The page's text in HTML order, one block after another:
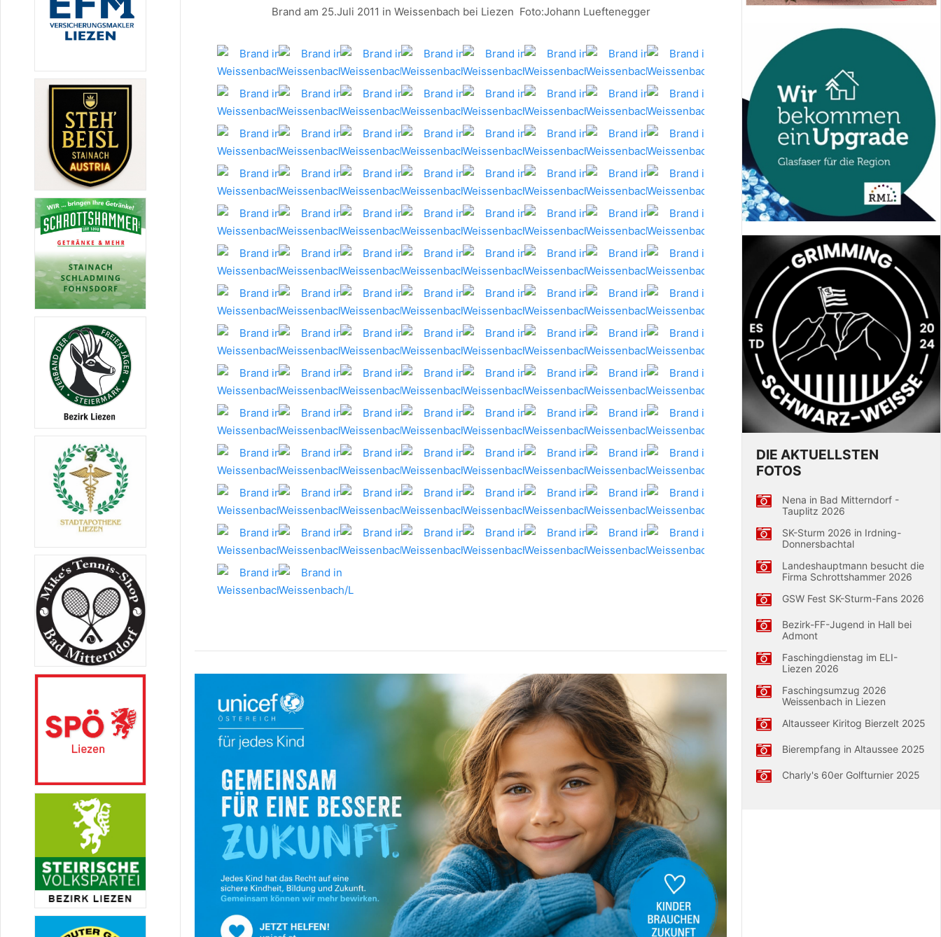
Brand am 25.Juli 2011 in Weissenbach bei Liezen Foto:Johann Lueftenegger
DIE AKTUELLSTEN
FOTOS
Nena in Bad Mitterndorf -
Tauplitz 2026
SK-Sturm 2026 in Irdning-
Donnersbachtal
Landeshauptmann besucht die
Firma Schrottshammer 2026
GSW Fest SK-Sturm-Fans 2026
Bezirk-FF-Jugend in Hall bei
Admont
Faschingdienstag im ELI-
Liezen 2026
Faschingsumzug 2026
Weissenbach in Liezen
Altausseer Kiritog Bierzelt 2025
Bierempfang in Altaussee 2025
Charly's 60er Golfturnier 2025